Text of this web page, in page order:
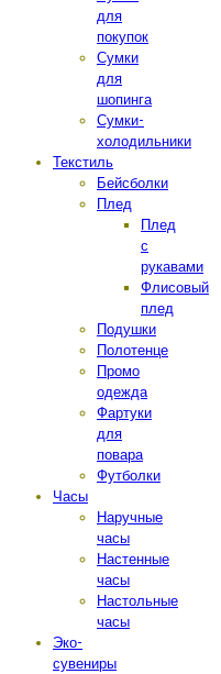
для
покупок
Сумки
для
шопинга
Сумки-
холодильники
Текстиль
Бейсболки
Плед
Плед
с
рукавами
Флисовый
плед
Подушки
Полотенце
Промо
одежда
Фартуки
для
повара
Футболки
Часы
Наручные
часы
Настенные
часы
Настольные
часы
Эко-
сувениры